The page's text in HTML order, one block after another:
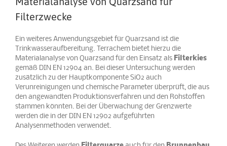
Filterzwecke
Ein weiteres Anwendungsgebiet für Quarzsand ist die
Trinkwasseraufbereitung. Terrachem bietet hierzu die
Materialanalyse von Quarzsand für den Einsatz als Filterkies
gemäß DIN EN 12904 an. Bei dieser Untersuchung werden
zusätzlich zu der Hauptkomponente SiO2 auch
Verunreinigungen und chemische Parameter überprüft, die aus
den angewandten Produktionsverfahren und den Rohstoffen
stammen könnten. Bei der Überwachung der Grenzwerte
werden die in der DIN EN 12902 aufgeführten
Analysenmethoden verwendet.